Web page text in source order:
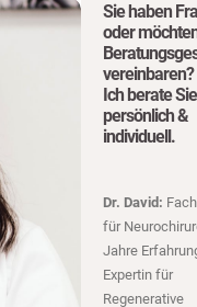
Sie haben
oder
vereinbaren?
Ich berate Sie
persönlich &
individuell.
Dr. David:
für
Jahre
Expertin für
Regenerative